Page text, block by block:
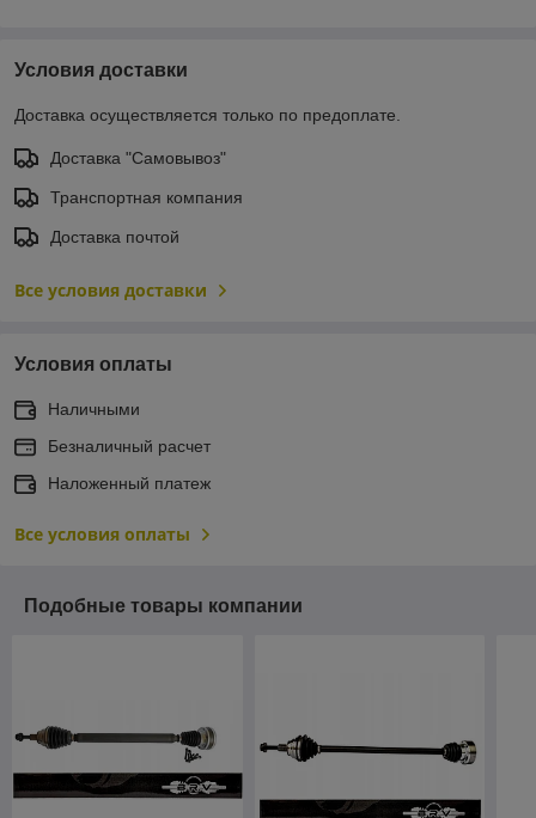
Условия доставки
Доставка осуществляется только по предоплате.
Доставка "Самовывоз"
Транспортная компания
Доставка почтой
Все условия доставки
Условия оплаты
Наличными
Безналичный расчет
Наложенный платеж
Все условия оплаты
Подобные товары компании